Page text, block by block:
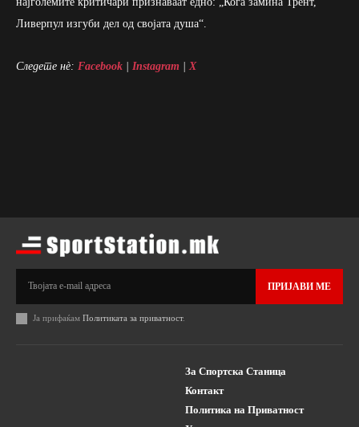
Ливерпул изгуби дел од својата душа“.
Следете нè: Facebook Instagram X
ПРИЈАВИ МЕ
Ја прифаќам Политиката за приватност.
За Спортска Станица
Контакт
Политика на Приватност